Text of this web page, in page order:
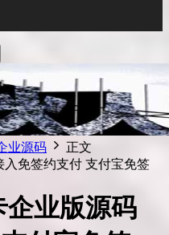
业源码 正文
企业版源码